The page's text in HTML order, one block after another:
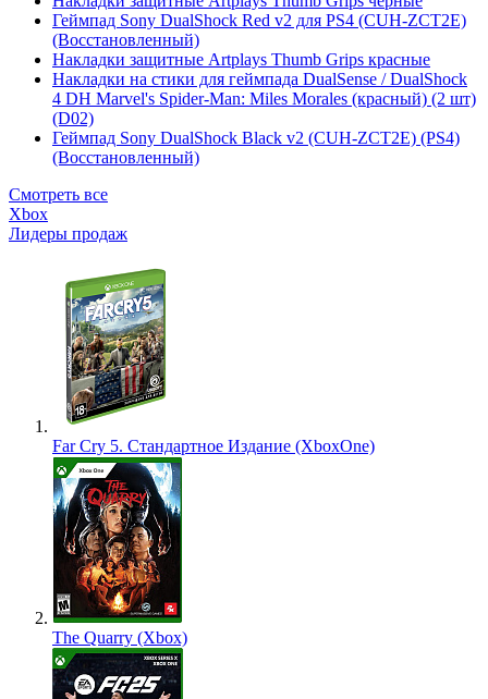
Геймпад Sony DualShock Red v2 для PS4 (CUH-ZCT2E)
(Восстановленный)
Накладки защитные Artplays Thumb Grips красные
Накладки на стики для геймпада DualSense / DualShock
4 DH Marvel's Spider-Man: Miles Morales (красный) (2 шт)
(D02)
Геймпад Sony DualShock Black v2 (CUH-ZCT2E) (PS4)
(Восстановленный)
Смотреть все
Xbox
Лидеры продаж
Far Cry 5. Стандартное Издание (XboxOne)
The Quarry (Xbox)